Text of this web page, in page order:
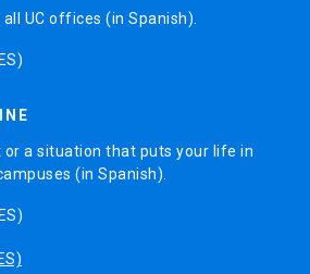
UC offices (in Spanish).
or a situation that puts your life in
(in Spanish).